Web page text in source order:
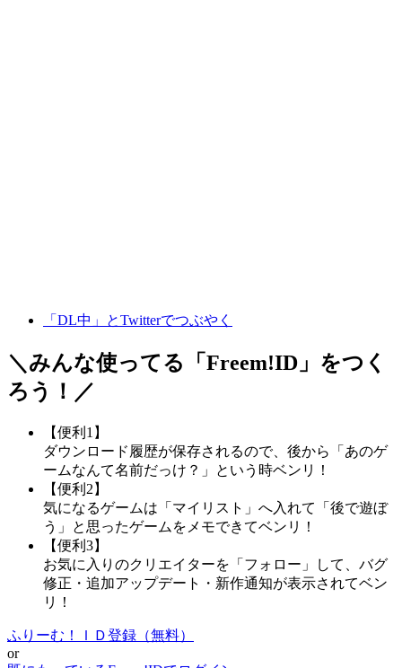
「DL中」とTwitterでつぶやく
＼みんな使ってる「 Freem!ID 」をつく
ろう！／
【便利1】
ダウンロード履歴が保存されるので、後から「あのゲ
ームなんて名前だっけ？」という時ベンリ！
【便利2】
気になるゲームは「マイリスト」へ入れて「後で遊ぼ
う」と思ったゲームをメモできてベンリ！
【便利3】
お気に入りのクリエイターを「フォロー」して、バグ
修正・追加アップデート・新作通知が表示されてベン
リ！
ふりーむ！ＩＤ登録（無料）
or